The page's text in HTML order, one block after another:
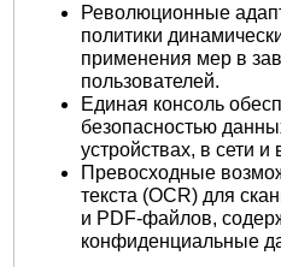
Революционные
политики
применения мер в
пользователей.
Единая консоль
безопасностью
устройствах, в сети и
Превосходные
текста (OCR) для
и PDF-файлов,
конфиденциальные